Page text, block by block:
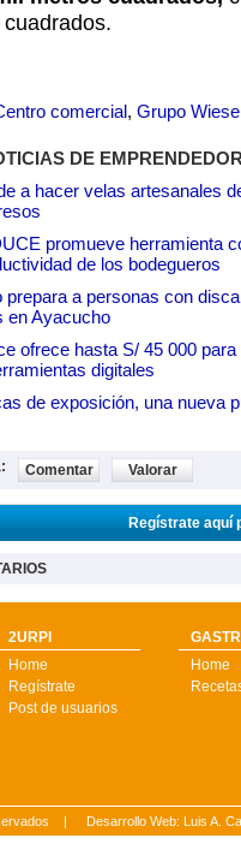
cuadrados.
comercial, Grupo Wiese
DE
a hacer velas artesanales
promueve herramienta
de los bodegueros
prepara a personas con
en Ayacucho
ofrece hasta S/ 45 000
digitales
de exposición, una nueva
Comentar Valorar
Regístrate aquí
2URPI
Home
Regístrate
Post de usuarios
Home
| Desarrollo Web: Luis